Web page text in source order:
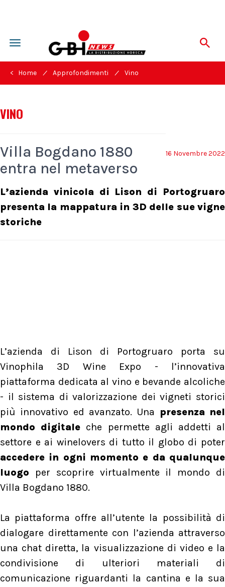
Toggle
navigation
< Home / Approfondimenti / Vino
VINO
16 Novembre 2022
Villa Bogdano 1880
entra nel metaverso
L’azienda vinicola di Lison di Portogruaro
presenta la mappatura in 3D delle sue vigne
storiche
L’azienda di Lison di Portogruaro porta su
Vinophila 3D Wine Expo - l’innovativa
piattaforma dedicata al vino e bevande alcoliche
- il sistema di valorizzazione dei vigneti storici
più innovativo ed avanzato. Una
presenza nel
mondo digitale che permette agli addetti al
settore e ai winelovers di tutto il globo di poter
accedere in ogni momento e da qualunque
luogo per scoprire virtualmente il mondo di
Villa Bogdano 1880.
La piattaforma offre all’utente la possibilità di
dialogare direttamente con l’azienda attraverso
una chat diretta, la visualizzazione di video e la
condivisione di ulteriori materiali di
comunicazione riguardanti la cantina e la sua